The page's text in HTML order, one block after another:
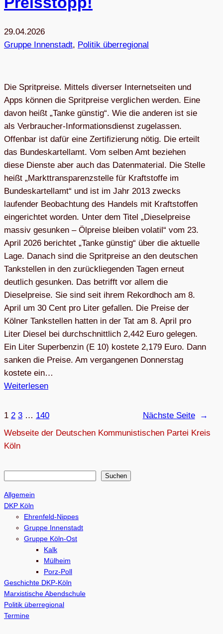
29.04.2026
Gruppe Innenstadt, Politik überregional
Die Spritpreise. Mittels diverser Internetseiten und
Apps können die Spritpreise verglichen werden. Eine
davon heißt „Tanke günstig“. Wie die anderen ist sie
als Verbraucher-Informationsdienst zugelassen.
Offenbar ist dafür eine Zertifizierung nötig. Die erteilt
das Bundeskartellamt. Vom selben Amt beziehen
diese Dienste aber auch das Datenmaterial. Die Stelle
heißt „Markttransparenzstelle für Kraftstoffe im
Bundeskartellamt“ und ist im Jahr 2013 zwecks
laufender Beobachtung des Handels mit Kraftstoffen
eingerichtet worden. Unter dem Titel „Dieselpreise
massiv gesunken – Ölpreise bleiben volatil“ vom 23.
April 2026 berichtet „Tanke günstig“ über die aktuelle
Lage. Danach sind die Spritpreise an den deutschen
Tankstellen in den zurückliegenden Tagen erneut
deutlich gesunken. Das betrifft vor allem die
Dieselpreise. Sie sind seit ihrem Rekordhoch am 8.
April um 30 Cent pro Liter gefallen. Die Preise der
Kölner Tankstellen hatten in der Tat am 8. April pro
Liter Diesel bei durchschnittlich 2,442 Euro gelegen.
Ein Liter Superbenzin (E 10) kostete 2,179 Euro. Dann
sanken die Preise. Am vergangenen Donnerstag
kostete ein…
Weiterlesen
1 2 3 … 140 Nächste Seite
→
Webseite der Deutschen Kommunistischen Partei Kreis
Köln
c
Suchen
Allgemein
DKP Köln
Ehrenfeld-Nippes
Gruppe Innenstadt
Gruppe Köln-Ost
Kalk
Mülheim
Porz-Poll
Geschichte DKP-Köln
Marxistische Abendschule
Politik überregional
Termine